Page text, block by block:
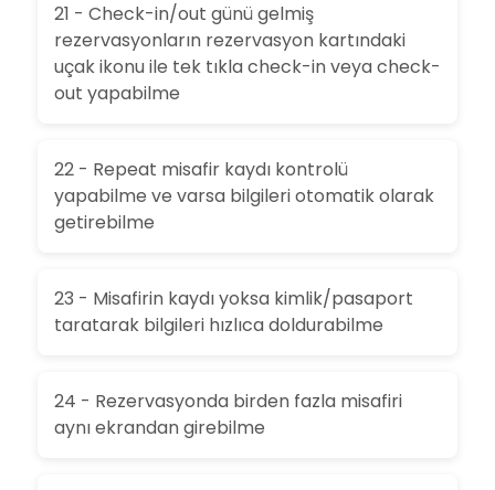
21 - Check-in/out günü gelmiş
rezervasyonların rezervasyon kartındaki
uçak ikonu ile tek tıkla check-in veya check-
out yapabilme
22 - Repeat misafir kaydı kontrolü
yapabilme ve varsa bilgileri otomatik olarak
getirebilme
23 - Misafirin kaydı yoksa kimlik/pasaport
taratarak bilgileri hızlıca doldurabilme
24 - Rezervasyonda birden fazla misafiri
aynı ekrandan girebilme